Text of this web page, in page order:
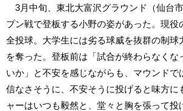
3月中旬、東北大富沢グラウンド（仙台
プン戦で登板する小野の姿があった。現役
全投球。大学生には劣る球威を抜群の制球
を奪った。登板前は「試合が終わらなくな
いか」と不安を感じながらも、マウンドで
信なさそうに、不安そうに投げると味方に
ャーはいつも毅然と、堂々と胸を張って投